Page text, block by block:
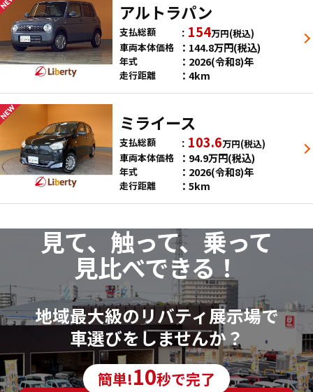
アルトラパン
支払総額 154万円(税込)
車両本体価格
144.8万円(税込)
年式 2026(令和8)年
走行距離 4km
ミライース
支払総額 103.6万円(税込)
車両本体価格
94.9万円(税込)
年式 2026(令和8)年
走行距離 5km
見て、触って、乗って
見比べできる！
地域最大級のリバティ展示場で
車選びをしませんか？
簡単!10秒で完了